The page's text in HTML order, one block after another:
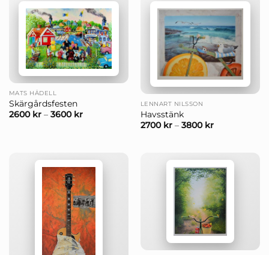
MATS HÅDELL
Skärgårdsfesten
2600 kr– 3600 kr
LENNART NILSSON
Havsstänk
2700 kr– 3800 kr